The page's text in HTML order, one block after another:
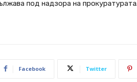
под надзора на прокуратурата.
Facebook Twitter